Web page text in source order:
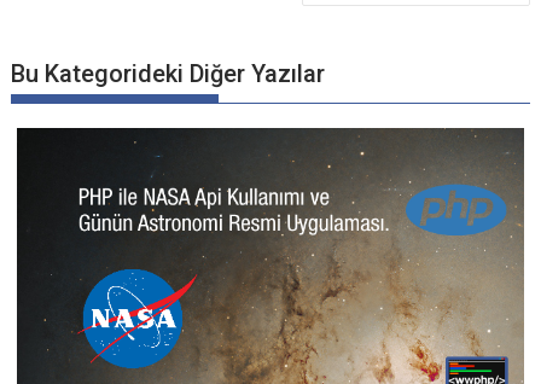
Bu Kategorideki Diğer Yazılar